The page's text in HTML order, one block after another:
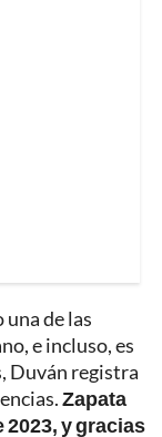
de las
e incluso, es
Duván registra
Zapata
2023, y gracias